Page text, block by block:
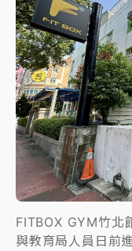
台東農業處長涉
押庭
父親節泡湯了！
雨熱區曝
FITBOX GYM竹北
與教育局人員日前